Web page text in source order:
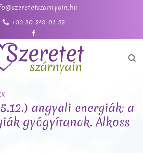
+36 30 249 01 32
angyali energiák: a
gyógyítanak. Alkoss